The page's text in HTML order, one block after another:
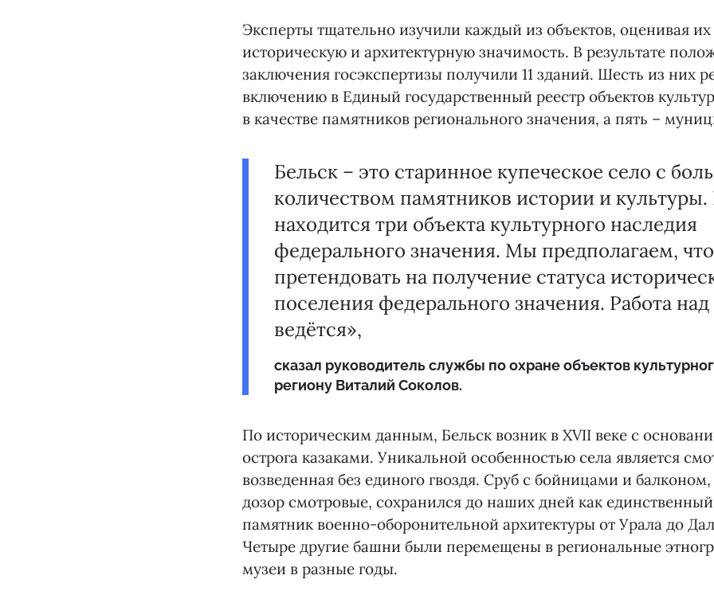
Эксперты тщательно изучили каждый из объектов, оценивая
историческую и архитектурную значимость. В результате
заключения госэкспертизы получили 11 зданий. Шесть из них
включению в Единый государственный реестр объектов
в качестве памятников регионального значения, а пять –
Бельск – это старинное купеческое село с
количеством памятников истории и
находится три объекта культурного наследия
федерального значения. Мы предполагаем,
претендовать на получение статуса
поселения федерального значения. Работа
ведётся»,
сказал руководитель службы по охране объектов
региону Виталий Соколов.
По историческим данным, Бельск возник в XVII веке с
острога казаками. Уникальной особенностью села является
возведенная без единого гвоздя. Сруб с бойницами и
дозор смотровые, сохранился до наших дней как
памятник военно-оборонительной архитектуры от Урала до
Четыре другие башни были перемещены в региональные
музеи в разные годы.